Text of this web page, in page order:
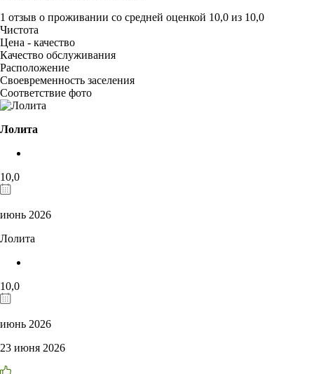
1 отзыв о проживании со средней оценкой 10,0 из 10,0
Чистота
Цена - качество
Качество обслуживания
Расположение
Своевременность заселения
Соответствие фото
Лолита
10,0
июнь 2026
Лолита
10,0
июнь 2026
23 июня 2026